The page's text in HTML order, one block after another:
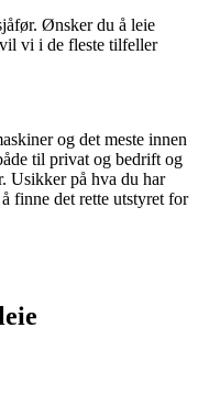
Ønsker du å leie
vi i de fleste tilfeller
og det meste innen
til privat og bedrift og
Usikker på hva du har
finne det rette utstyret for